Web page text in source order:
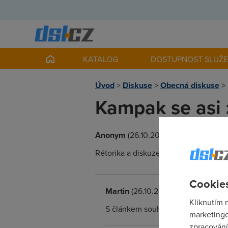
KATALOG DOSTUPNOST
Úvod> Diskuse>Obecná diskuse>
Kampak se
Anonym (26.10.2013 00:00:00)
Rétorika a diskuze se vyučovaly už
Martin(26.10.2013 12:55:29)
S článkem souhlas, nicméně
Kliknutím